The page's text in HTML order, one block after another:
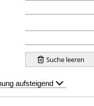
Suche leeren